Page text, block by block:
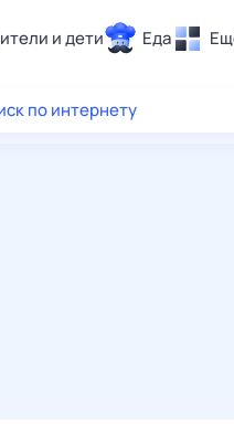
и дети Еда
Здоровье
по интернету